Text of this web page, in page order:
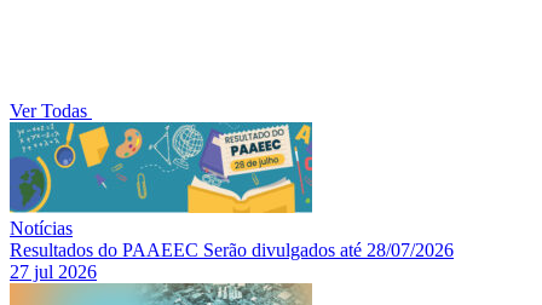
Ver Todas
Notícias
Resultados do PAAEEC Serão divulgados até 28/07/2026
27 jul 2026